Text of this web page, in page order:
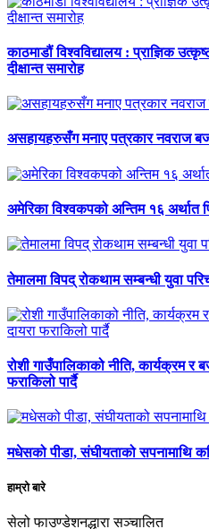
काठमाडौं विश्वविद्यालय : प्राज्ञिक
दीक्षान्त समारोह
असहायहरुसँग मनाए पत्रकार नवराज
अमेरिका विश्वकपको अन्तिम १६ अर्थात
तेमालमा विपद् रोकथाम सम्बन्धी युवा
रोशी गाउँपालिकाको नीति, कार्यक्रम र
फराकिलो पार्दै
मधेसको पीडा, संघीयताको सपनामाथि
हाम्रो बारे
सेलो फाउण्डेशनद्धारा सञ्चालित